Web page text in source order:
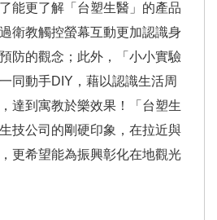
能更了解「台塑生醫」的產品
衛教觸控螢幕互動更加認識身
防的觀念；此外，「小小實驗
同動手DIY，藉以認識生活周
達到寓教於樂效果！「台塑生
技公司的剛硬印象，在拉近與
更希望能為振興彰化在地觀光